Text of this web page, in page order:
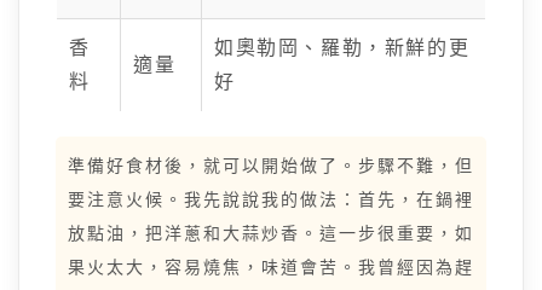
香
料
適量
如奧勒岡、羅勒，新鮮的更
好
準備好食材後，就可以開始做了。步驟不難，但
要注意火候。我先說說我的做法：首先，在鍋裡
放點油，把洋蔥和大蒜炒香。這一步很重要，如
果火太大，容易燒焦，味道會苦。我曾經因為趕